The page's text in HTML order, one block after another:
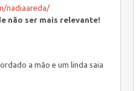
nadiaareda/
não ser mais relevante!
a mão e um linda saia